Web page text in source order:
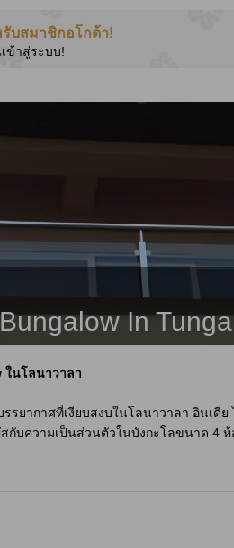
รับสมาชิกอโกด้า!
ข้าสู่ระบบ!
In
ในโลนาวาลา
ากาศที่เงียบสงบในโลนาวาลา อินเดีย
บความเป็นส่วนตัวในบังกะโลขนาด 4
นกับการใช้เวลาร่วมกันได้อย่างเต็มที่ใน